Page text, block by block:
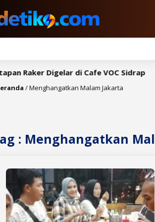
Raker Digelar di Cafe VOC Sidrap
/Menghangatkan Malam Jakarta
: Menghangatkan